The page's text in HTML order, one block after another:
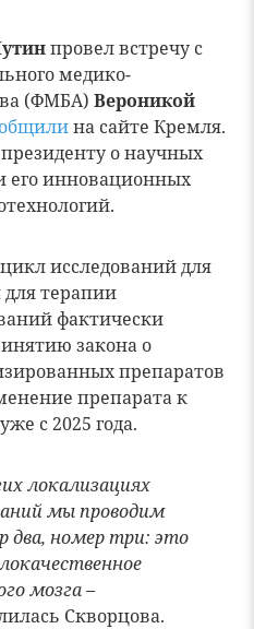
провел встречу с
медико-
(ФМБА) Вероникой
на сайте Кремля.
о научных
его инновационных
исследований для
терапии
фактически
закона о
препаратов
препарата к
с 2025 года.
локализациях
мы проводим
два, номер три: это
мозга –
Скворцова.